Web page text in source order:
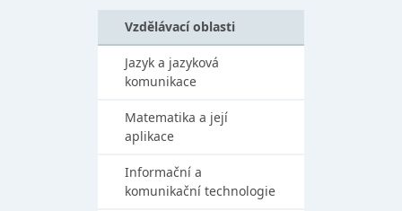
Vzdělávací oblasti
Jazyk a jazyková
komunikace
Matematika a její
aplikace
Informační a
komunikační technologie